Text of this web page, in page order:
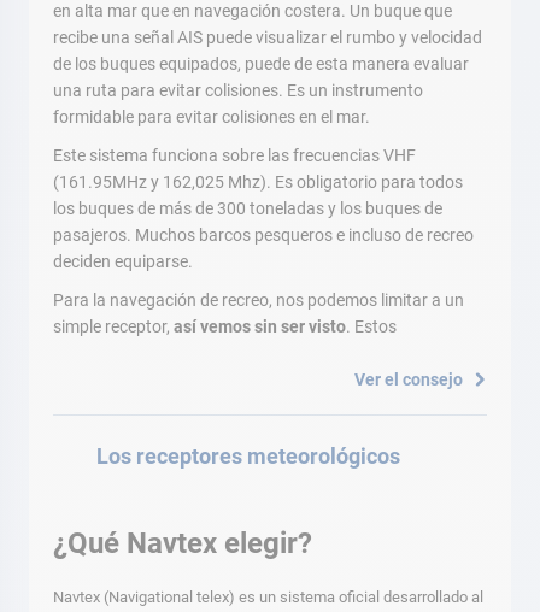
en alta mar que en navegación costera. Un buque que
recibe una señal AIS puede visualizar el rumbo y velocidad
de los buques equipados, puede de esta manera evaluar
una ruta para evitar colisiones. Es un instrumento
formidable para evitar colisiones en el mar.
Este sistema funciona sobre las frecuencias VHF
(161.95MHz y 162,025 Mhz). Es obligatorio para todos
los buques de más de 300 toneladas y los buques de
pasajeros. Muchos barcos pesqueros e incluso de recreo
deciden equiparse.
Para la navegación de recreo, nos podemos limitar a un
simple receptor, así vemos sin ser visto. Estos
Ver el consejo
Los receptores meteorológicos
¿Qué Navtex elegir?
Navtex (Navigational telex) es un sistema oficial desarrollado al